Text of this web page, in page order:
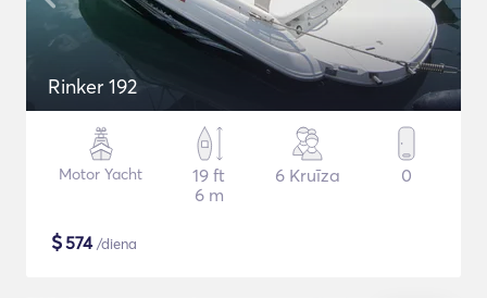
Rinker 192
Motor Yacht
19 ft
6 m
6 Kruīza 0
$574/diena